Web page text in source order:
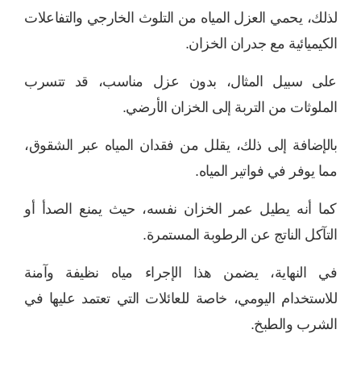
لذلك، يحمي العزل المياه من التلوث الخارجي والتفاعلات
الكيميائية مع جدران الخزان.
على سبيل المثال، بدون عزل مناسب، قد تتسرب
الملوثات من التربة إلى الخزان الأرضي.
بالإضافة إلى ذلك، يقلل من فقدان المياه عبر الشقوق،
مما يوفر في فواتير المياه.
كما أنه يطيل عمر الخزان نفسه، حيث يمنع الصدأ أو
التآكل الناتج عن الرطوبة المستمرة.
في النهاية، يضمن هذا الإجراء مياه نظيفة وآمنة
للاستخدام اليومي، خاصة للعائلات التي تعتمد عليها في
الشرب والطبخ.